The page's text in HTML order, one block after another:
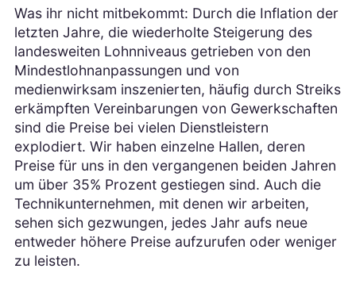
Was ihr nicht mitbekommt: Durch die Inflation der
letzten Jahre, die wiederholte Steigerung des
landesweiten Lohnniveaus getrieben von den
Mindestlohnanpassungen und von
medienwirksam inszenierten, häufig durch Streiks
erkämpften Vereinbarungen von Gewerkschaften
sind die Preise bei vielen Dienstleistern
explodiert. Wir haben einzelne Hallen, deren
Preise für uns in den vergangenen beiden Jahren
um über 35% Prozent gestiegen sind. Auch die
Technikunternehmen, mit denen wir arbeiten,
sehen sich gezwungen, jedes Jahr aufs neue
entweder höhere Preise aufzurufen oder weniger
zu leisten.